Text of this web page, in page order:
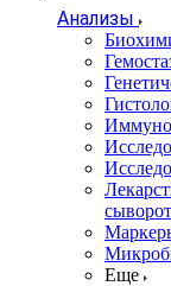
Анализы
Еще